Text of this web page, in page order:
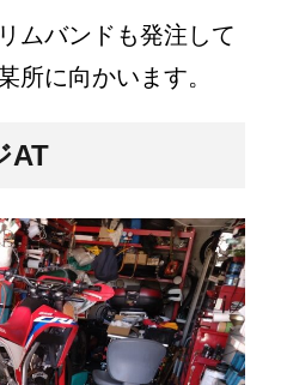
ムバンドも発注して
所に向かいます。
AT